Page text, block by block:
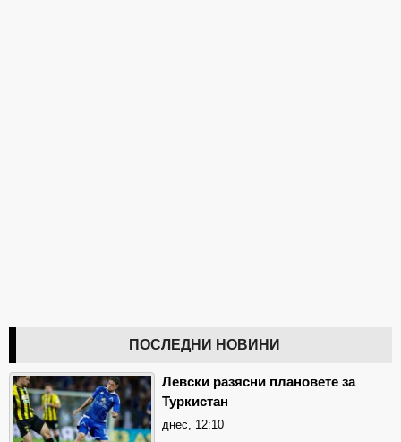
ПОСЛЕДНИ НОВИНИ
Левски разясни плановете за
Туркистан
днес, 12:10